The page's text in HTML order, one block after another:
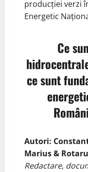
Ce
ce sunt
Autori:
Marius &
Redactare,